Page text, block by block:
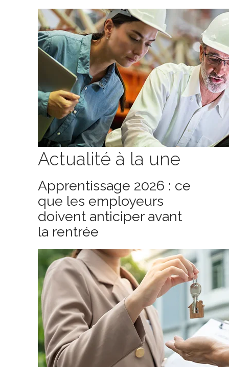
Actualité à la une
Apprentissage 2026 : ce
que les employeurs
doivent anticiper avant
la rentrée